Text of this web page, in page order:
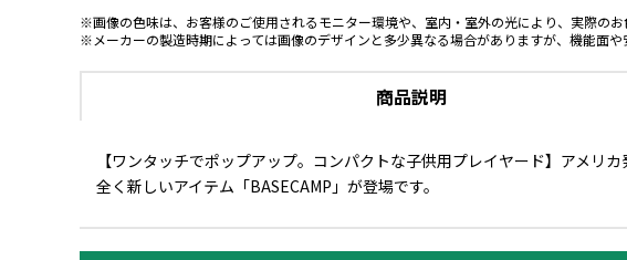
※画像の色味は、お客様のご使用されるモニター環境や、室内・室外の光により、実際の
※メーカーの製造時期によっては画像のデザインと多少異なる場合がありますが、機能面や
商品説明
【ワンタッチでポップアップ。コンパクトな子供用プレイヤード】アメリ
全く新しいアイテム「BASECAMP」が登場です。